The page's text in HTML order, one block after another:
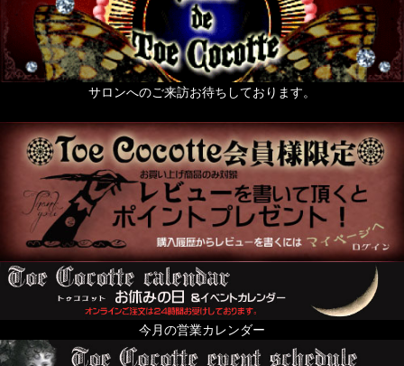
サロンへのご来訪お待ちしております。
今月の営業カレンダー